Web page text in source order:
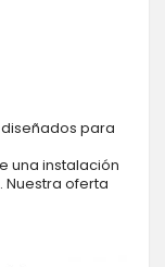
para
una instalación
Nuestra oferta